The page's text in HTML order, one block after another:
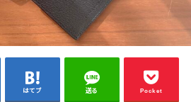
はてブ 送る Pocket